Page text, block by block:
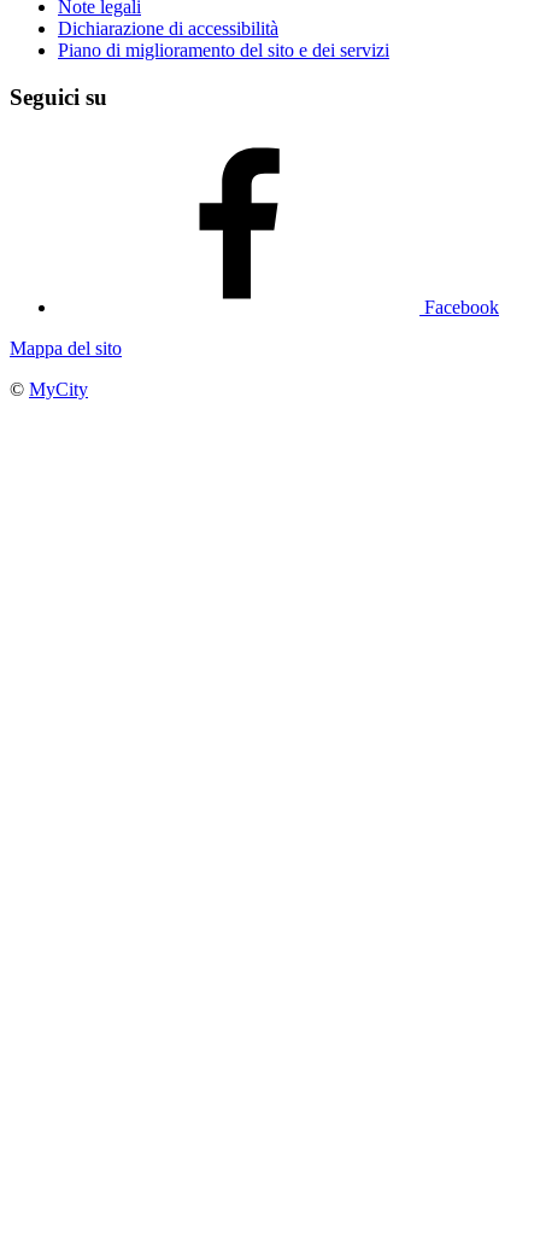
Note legali
Dichiarazione di accessibilità
Piano di miglioramento del sito e dei servizi
Seguici su
Facebook
Mappa del sito
© MyCity